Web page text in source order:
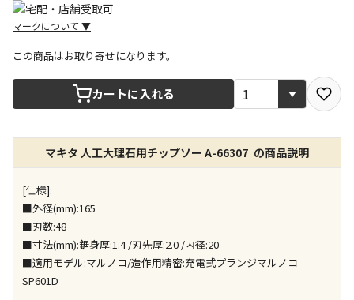
マークについて ▼
宅配や店舗受取を選択できる商品です
店舗のみで受取できる商品です（宅配便でのお届けが
できません）
※同時購入の商品は、全て同じ店舗での受取となりま
特定の店舗のみで受取ができる商品です（宅配便での
※同時購入の商品は、全て同じ店舗での受取となりま
す
この商品はお取り寄せになります。
カートに入れる
マキタ 人工大理石用チップソー A-66307 の商品説明
[仕様]:
■外径(mm):165
■刃数:48
■寸法(mm):鋸身厚:1.4 /刃先厚:2.0 /内径:20
■適用モデル:マルノコ/造作用精密:充電式プランジマルノコ
SP601D